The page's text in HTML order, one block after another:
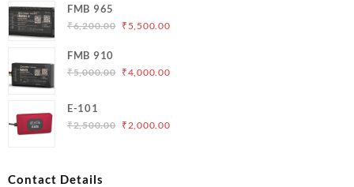
₹5,000.00.
FMB 965
₹6,200.00 Original
₹6,200.00.
₹ 5,500.00Current
₹5,500.00.
FMB 910
₹5,000.00 Original
₹5,000.00.
₹4,000.00Current
E-101
₹2,500.00 Original
₹2,000.00Current
Contact Details